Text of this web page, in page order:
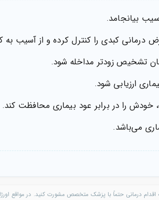
بیانجامد.
درمانی کبدی را کنترل کرده و از آسیب به
تشخیص زودتر مداخله شود.
ارزیابی شود.
را در برابر عود بیماری محافظت کند.
می‌باشد.
اقدام درمانی حتماً با پزشک متخصص مشورت کنید. در مواقع